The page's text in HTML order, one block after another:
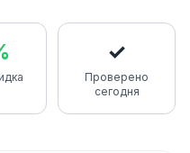
✓
Проверено
сегодня